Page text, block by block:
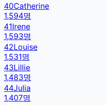
40Catherine
1,594명
41Irene
1,593명
42Louise
1,531명
43Lillie
1,483명
44Julia
1,407명